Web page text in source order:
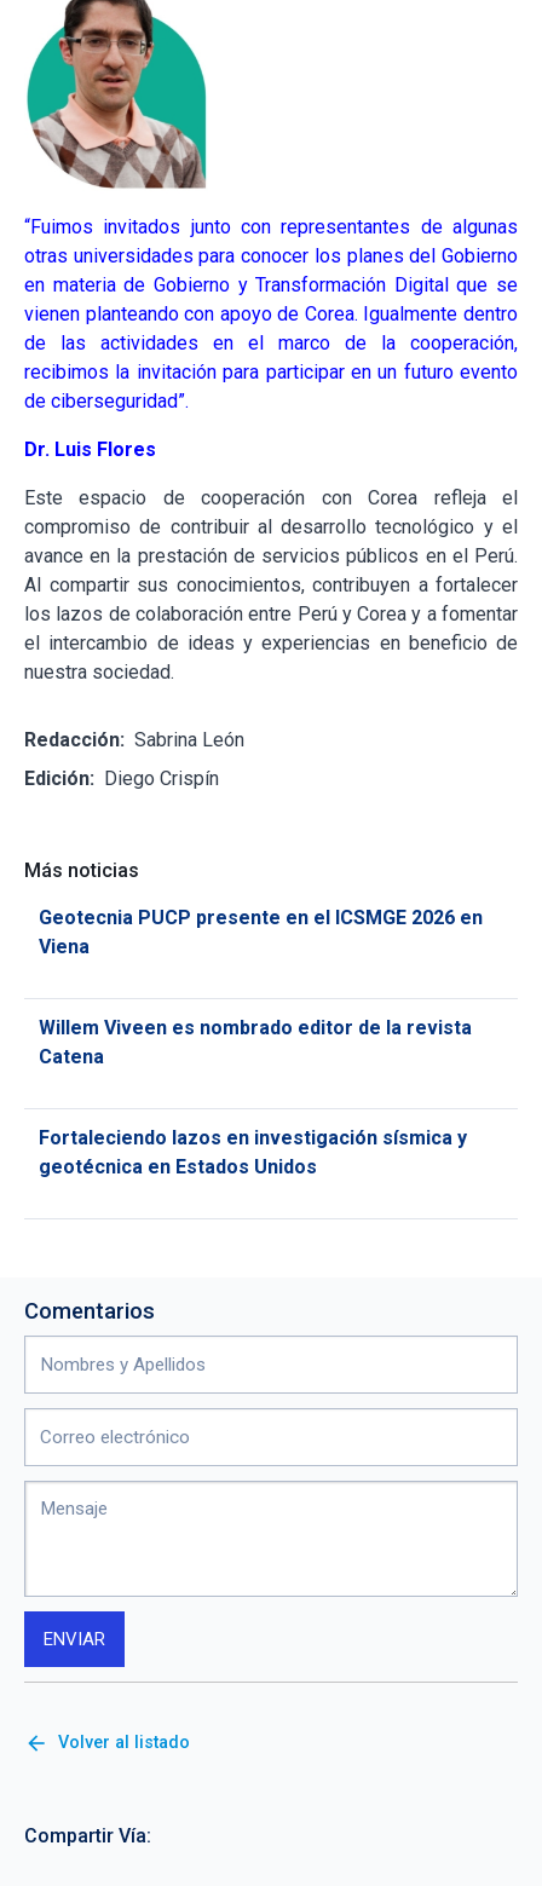
“Fuimos invitados junto con representantes de algunas
otras universidades para conocer los planes del Gobierno
en materia de Gobierno y Transformación Digital que se
vienen planteando con apoyo de Corea. Igualmente dentro
de las actividades en el marco de la cooperación,
recibimos la invitación para participar en un futuro evento
de ciberseguridad”.
Dr. Luis Flores
Este espacio de cooperación con Corea refleja el
compromiso de contribuir al desarrollo tecnológico y el
avance en la prestación de servicios públicos en el Perú.
Al compartir sus conocimientos, contribuyen a fortalecer
los lazos de colaboración entre Perú y Corea y a fomentar
el intercambio de ideas y experiencias en beneficio de
nuestra sociedad.
Redacción: Sabrina León
Edición: Diego Crispín
Más noticias
Geotecnia PUCP presente en el ICSMGE 2026 en
Viena
Willem Viveen es nombrado editor de la revista
Catena
Fortaleciendo lazos en investigación sísmica y
geotécnica en Estados Unidos
Comentarios
arrow_back Volver al listado
Compartir Vía: